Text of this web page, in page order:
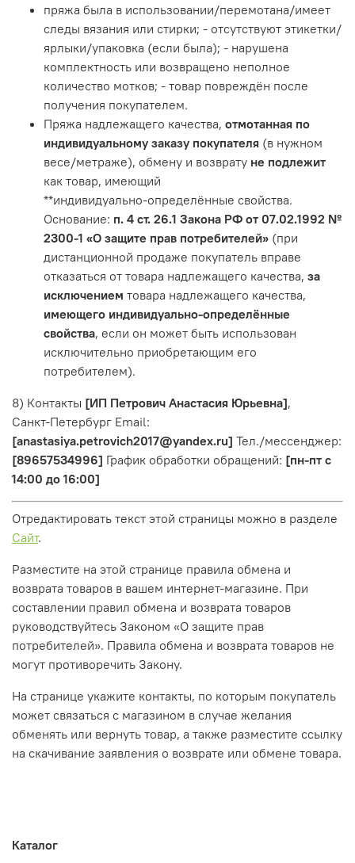
пряжа была в использовании/перемотана/имеет
следы вязания или стирки; - отсутствуют этикетки/
ярлыки/упаковка (если была); - нарушена
комплектность или возвращено неполное
количество мотков; - товар повреждён после
получения покупателем.
Пряжа надлежащего качества, отмотанная по
индивидуальному заказу покупателя (в нужном
весе/метраже), обмену и возврату не подлежит
как товар, имеющий
**индивидуально‑определённые свойства.
Основание: п. 4 ст. 26.1 Закона РФ от 07.02.1992 №
2300‑1 «О защите прав потребителей» (при
дистанционной продаже покупатель вправе
отказаться от товара надлежащего качества, за
исключением товара надлежащего качества,
имеющего индивидуально‑определённые
свойства, если он может быть использован
исключительно приобретающим его
потребителем).
8) Контакты [ИП Петрович Анастасия Юрьевна],
Санкт‑Петербург Email:
[anastasiya.petrovich2017@yandex.ru] Тел./мессенджер:
[89657534996] График обработки обращений: [пн-пт с
14:00 до 16:00]
Отредактировать текст этой страницы можно в разделе
Сайт.
Разместите на этой странице правила обмена и
возврата товаров в вашем интернет-магазине. При
составлении правил обмена и возврата товаров
руководствуйтесь Законом «О защите прав
потребителей». Правила обмена и возврата товаров не
могут противоречить Закону.
На странице укажите контакты, по которым покупатель
может связаться с магазином в случае желания
обменять или вернуть товар, а также разместите ссылку
на скачивание заявления о возврате или обмене товара.
Каталог